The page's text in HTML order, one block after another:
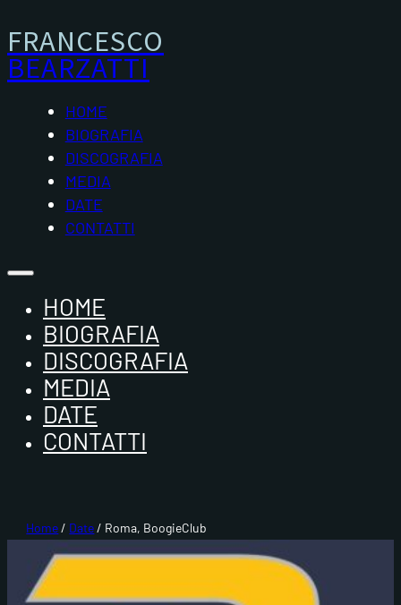
FRANCESCO
BEARZATTI
HOME
BIOGRAFIA
DISCOGRAFIA
MEDIA
DATE
CONTATTI
HOME
BIOGRAFIA
DISCOGRAFIA
MEDIA
DATE
CONTATTI
Home/ Date/ Roma, BoogieClub